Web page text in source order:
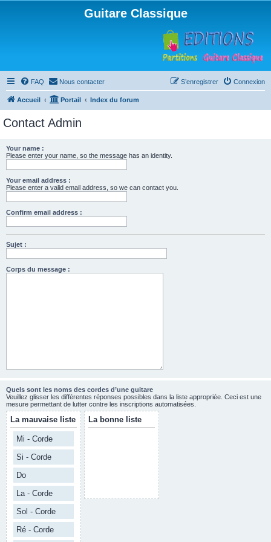
Guitare Classique
FAQ Nous contacter Connexion
S’enregistrer
Accueil Portail Index du forum
Contact Admin
Your name :
Please enter your name, so the message has an identity.
Your email address :
Please enter a valid email address, so we can contact you.
Confirm email address :
Sujet :
Corps du message :
Quels sont les noms des cordes d’une guitare
Veuillez glisser les différentes réponses possibles dans la liste appropriée. Ceci est une
mesure permettant de lutter contre les inscriptions automatisées.
La mauvaise liste
Mi - Corde
Si - Corde
Do
La - Corde
Sol - Corde
Ré - Corde
La bonne liste